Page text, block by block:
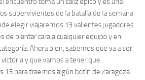
supervivientes de la batalla de la semana
elegir viajaremos 13 valientes jugadores
de plantar cara a cualquier equipo y en
Ahora bien, sabemos que va a ser
y que vamos a tener que
13 para traernos algún botín de Zaragoza.